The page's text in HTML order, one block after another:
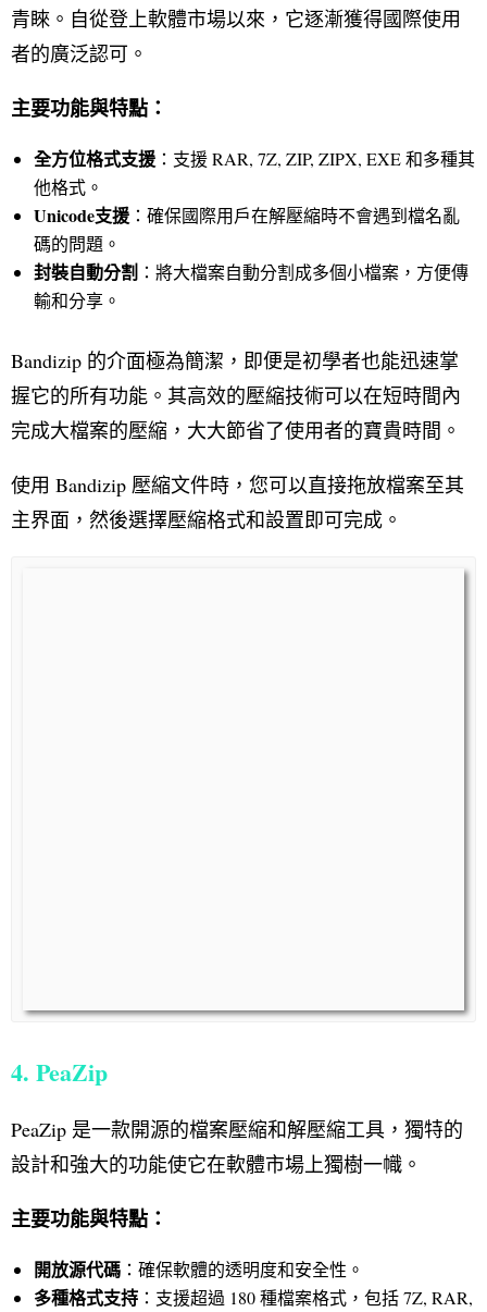
青睞。自從登上軟體市場以來，它逐漸獲得國際使用
者的廣泛認可。
主要功能與特點：
全方位格式支援：支援 RAR, 7Z, ZIP, ZIPX, EXE 和多種其
他格式。
Unicode支援：確保國際用戶在解壓縮時不會遇到檔名亂
碼的問題。
封裝自動分割 ：將大檔案自動分割成多個小檔案，方便傳
輸和分享。
Bandizip 的介面極為簡潔，即便是初學者也能迅速掌
握它的所有功能。其高效的壓縮技術可以在短時間內
完成大檔案的壓縮，大大節省了使用者的寶貴時間。
使用 Bandizip 壓縮文件時，您可以直接拖放檔案至其
主界面，然後選擇壓縮格式和設置即可完成。
4. PeaZip
PeaZip 是一款開源的檔案壓縮和解壓縮工具，獨特的
設計和強大的功能使它在軟體市場上獨樹一幟。
主要功能與特點：
開放源代碼：確保軟體的透明度和安全性。
多種格式支持：支援超過 180 種檔案格式，包括 7Z, RAR,